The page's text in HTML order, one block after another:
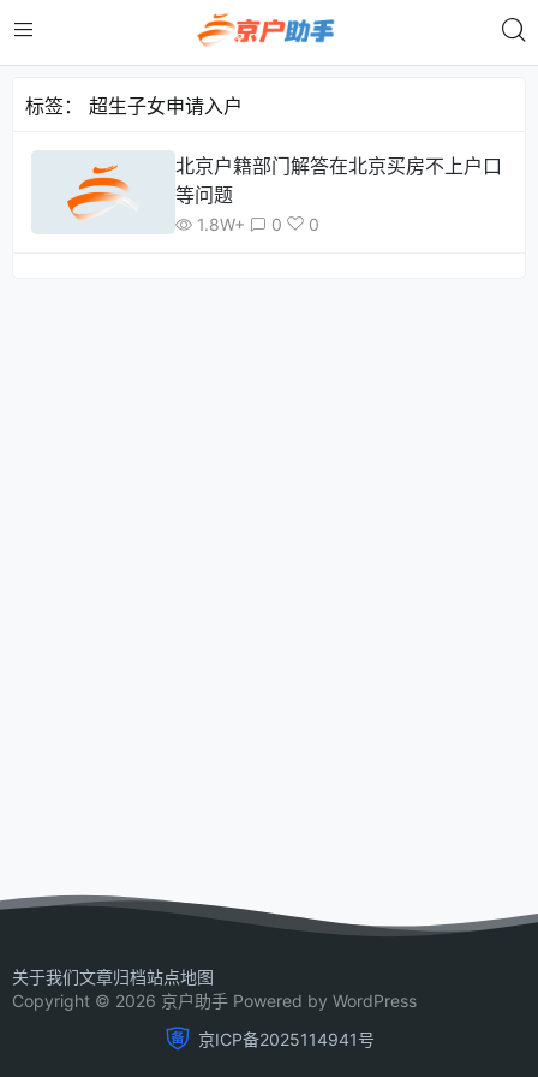
标签： 超生子女申请入户
北京户籍部门解答在北京买房不上户口
等问题
1.8W+ 0 0
关于我们文章归档站点地图
Copyright © 2026 京户助手 Powered by WordPress
京ICP备2025114941号